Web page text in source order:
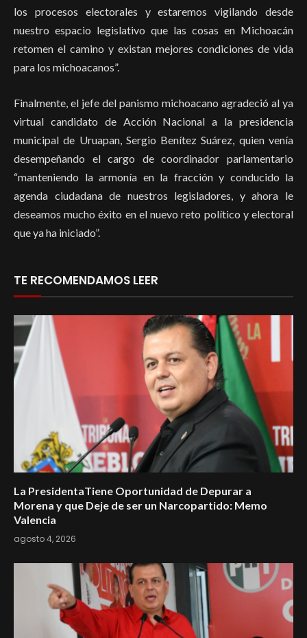
los procesos electorales y estaremos vigilando desde
nuestro espacio legislativo que las cosas en Michoacán
retomen el camino y existan mejores condiciones de vida
para los michoacanos”.
Finalmente, el jefe del panismo michoacano agradeció al ya
virtual candidato de Acción Nacional a la presidencia
municipal de Uruapan, Sergio Benítez Suárez, quien venía
desempeñando el cargo de coordinador parlamentario
“manteniendo la armonía en la fracción y conducido la
agenda ciudadana de nuestros legisladores, y ahora le
deseamos mucho éxito en el nuevo reto político y electoral
que ya ha iniciado”.
TE RECOMENDAMOS LEER
La PresidentaTiene Oportunidad de Depurar a
Morena y que Deje de ser un Narcopartido: Memo
Valencia
agosto 4, 2026